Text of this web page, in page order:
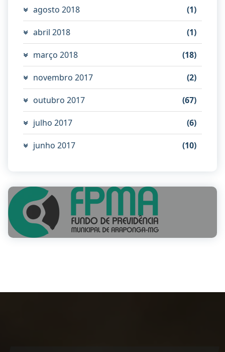
agosto 2018 (1)
abril 2018 (1)
março 2018 (18)
novembro 2017 (2)
outubro 2017 (67)
julho 2017 (6)
junho 2017 (10)